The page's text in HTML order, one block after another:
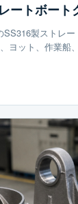
ートボート
SS316製ストレ
ヨット、作業船